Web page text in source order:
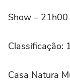
Show – 21h00
Classificação:
Casa Natura